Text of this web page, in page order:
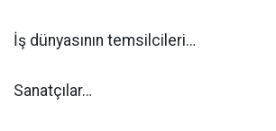
İş dünyasının temsilcileri…
Sanatçılar…